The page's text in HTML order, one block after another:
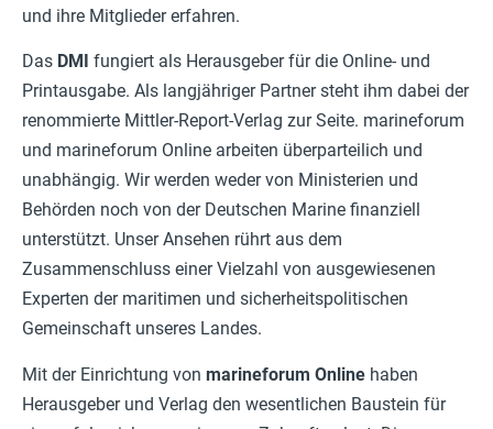
und ihre Mitglieder erfahren.
Das DMI
fungiert als Herausgeber für die Online- und
Printausgabe. Als langjähriger Partner steht ihm dabei der
renommierte Mittler-Report-Verlag zur Seite. marineforum
und marineforum Online arbeiten überparteilich und
unabhängig. Wir werden weder von Ministerien und
Behörden noch von der Deutschen Marine finanziell
unterstützt. Unser Ansehen rührt aus dem
Zusammenschluss einer Vielzahl von ausgewiesenen
Experten der maritimen und sicherheitspolitischen
Gemeinschaft unseres Landes.
Mit der Einrichtung von marineforum Online haben
Herausgeber und Verlag den wesentlichen Baustein für